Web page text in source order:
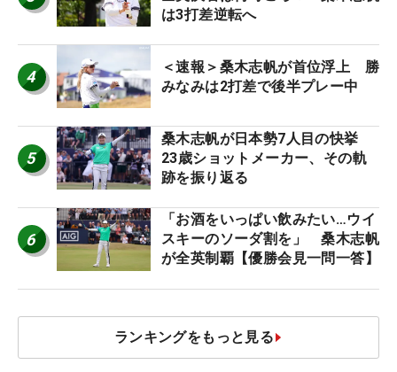
は3打差逆転へ
4
＜速報＞桑木志帆が首位浮上 勝
みなみは2打差で後半プレー中
5
桑木志帆が日本勢7人目の快挙
23歳ショットメーカー、その軌
跡を振り返る
6
「お酒をいっぱい飲みたい…ウイ
スキーのソーダ割を」 桑木志帆
が全英制覇【優勝会見一問一答】
ランキングをもっと見る